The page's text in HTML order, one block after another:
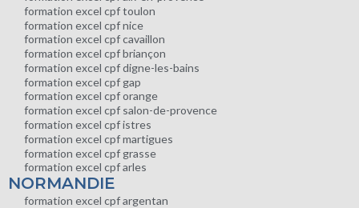
formation excel cpf toulon
formation excel cpf nice
formation excel cpf cavaillon
formation excel cpf briançon
formation excel cpf digne-les-bains
formation excel cpf gap
formation excel cpf orange
formation excel cpf salon-de-provence
formation excel cpf istres
formation excel cpf martigues
formation excel cpf grasse
formation excel cpf arles
NORMANDIE
formation excel cpf argentan